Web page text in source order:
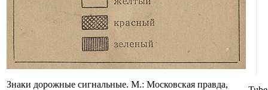
Знаки дорожные сигнальные. М.: Московская правда,